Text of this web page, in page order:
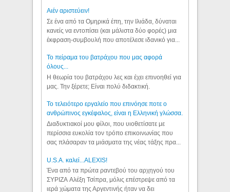
Aιέν αριστεύειν!
Σε ένα από τα Ομηρικά έπη, την Ιλιάδα, δύναται
κανείς να εντοπίσει (και μάλιστα δύο φορές) μια
έκφραση-συμβουλή που αποτέλεσε ιδανικό για...
Το πείραμα του βατράχου που μας αφορά
όλους...
Η θεωρία του βατράχου λες και έχει επινοηθεί για
μας. Την ξέρετε; Είναι πολύ διδακτική.
Το τελειότερο εργαλείο που επινόησε ποτε ο
ανθρώπινος εγκέφαλος, είναι η Ελληνική γλώσσα.
Διαδυκτιακοί μου φίλοι, που υιοθετίσατε με
περίσσια ευκολία τον τρόπο επικοινωνίας που
σας πλάσαραν τα μιάσματα της νέας τάξης πρα...
U.S.A. καλεί...ALEXIS!
Ένα από τα πρώτα ραντεβού του αρχηγού του
ΣΥΡΙΖΑ Αλέξη Τσίπρα, μόλις επέστρεψε από τα
ιερά χώματα της Αργεντινής ήταν να δει